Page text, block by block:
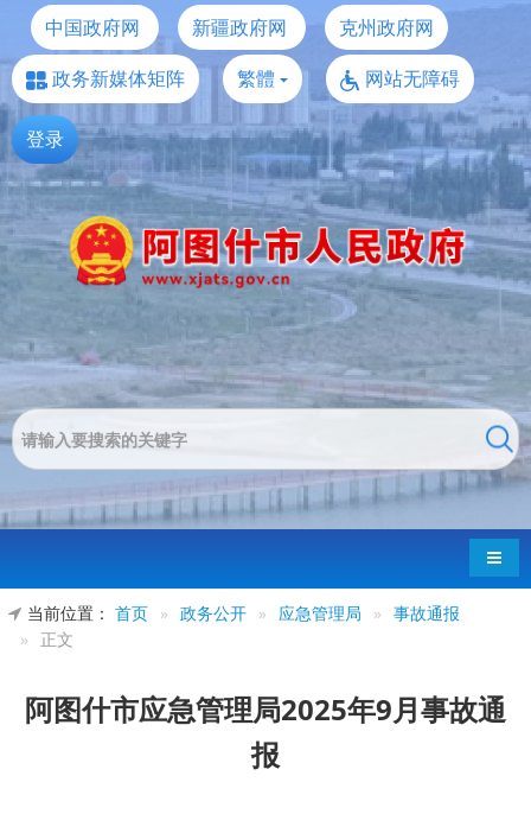
中国政府网 新疆政府网
克州政府网
政务新媒体矩阵
繁體 网站无障碍
登录
导航
当前位置： 首页 » 政务公开 » 应急管理局 » 事故通报
»
正文
阿图什市应急管理局2025年9月事故通
报